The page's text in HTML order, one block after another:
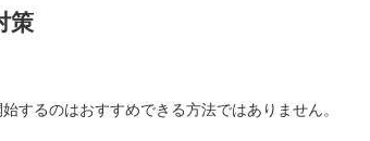
策
するのはおすすめできる方法ではありません。